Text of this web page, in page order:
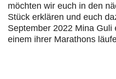
möchten wir euch in den
Stück erklären und euch
September 2022 Mina Guli
einem ihrer Marathons